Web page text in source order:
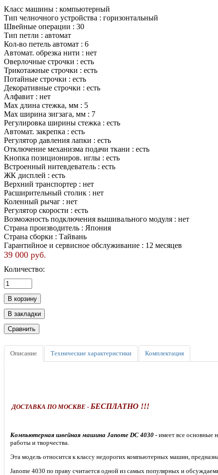
Класс машины : компьютерный
Тип челночного устройства : горизонтальный
Швейные операции : 30
Тип петли : автомат
Кол-во петель автомат : 6
Автомат. обрезка нити : нет
Оверлочные строчки : есть
Трикотажные строчки : есть
Потайные строчки : есть
Декоративные строчки : есть
Алфавит : нет
Маx длина стежка, мм : 5
Маx ширина зигзага, мм : 7
Регулировка ширины стежка : есть
Автомат. закрепка : есть
Регулятор давления лапки : есть
Отключение механизма подачи ткани : есть
Кнопка позициониров. иглы : есть
Встроенный нитевдеватель : есть
ЖК дисплей : есть
Верхний транспортер : нет
Расширительный столик : нет
Коленный рычаг : нет
Регулятор скорости : есть
Возможность подключения вышивального модуля : нет
Страна производитель : Япония
Страна сборки : Тайвань
Гарантийное и сервисное обслуживание : 12 месяцев
39 000 руб.
Количество:
Описание Технические характеристики Комплектация
ДОСТАВКА ПО МОСКВЕ - БЕСПЛАТНО !!!
Компьютерная швейная машина Janome DC 4030 - имеет все основные
работы и творчества.
Эта модель относится к классу недорогих компьютерных машин,
Janome 4030 по праву считается одной из самых популярных и